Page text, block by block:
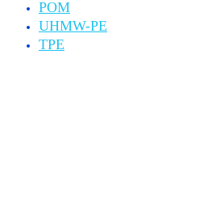
POM
UHMW-PE
TPE